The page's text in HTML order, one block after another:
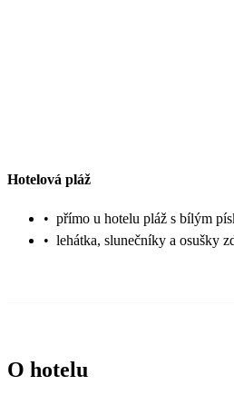
Hotelová pláž
• přímo u hotelu pláž s bílým
• lehátka, slunečníky a osušky
O hotelu